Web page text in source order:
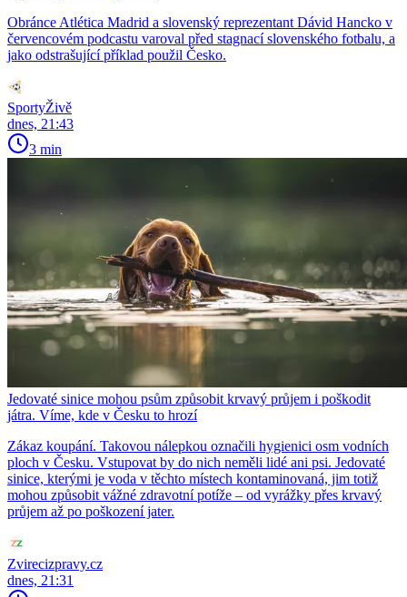
Obránce Atlética Madrid a slovenský reprezentant Dávid Hancko v
červencovém podcastu varoval před stagnací slovenského fotbalu, a
jako odstrašující příklad použil Česko.
SportyŽivě
dnes, 21:43
3 min
Jedovaté sinice mohou psům způsobit krvavý průjem i poškodit
játra. Víme, kde v Česku to hrozí
Zákaz koupání. Takovou nálepkou označili hygienici osm vodních
ploch v Česku. Vstupovat by do nich neměli lidé ani psi. Jedovaté
sinice, kterými je voda v těchto místech kontaminovaná, jim totiž
mohou způsobit vážné zdravotní potíže – od vyrážky přes krvavý
průjem až po poškození jater.
Zvirecizpravy.cz
dnes, 21:31